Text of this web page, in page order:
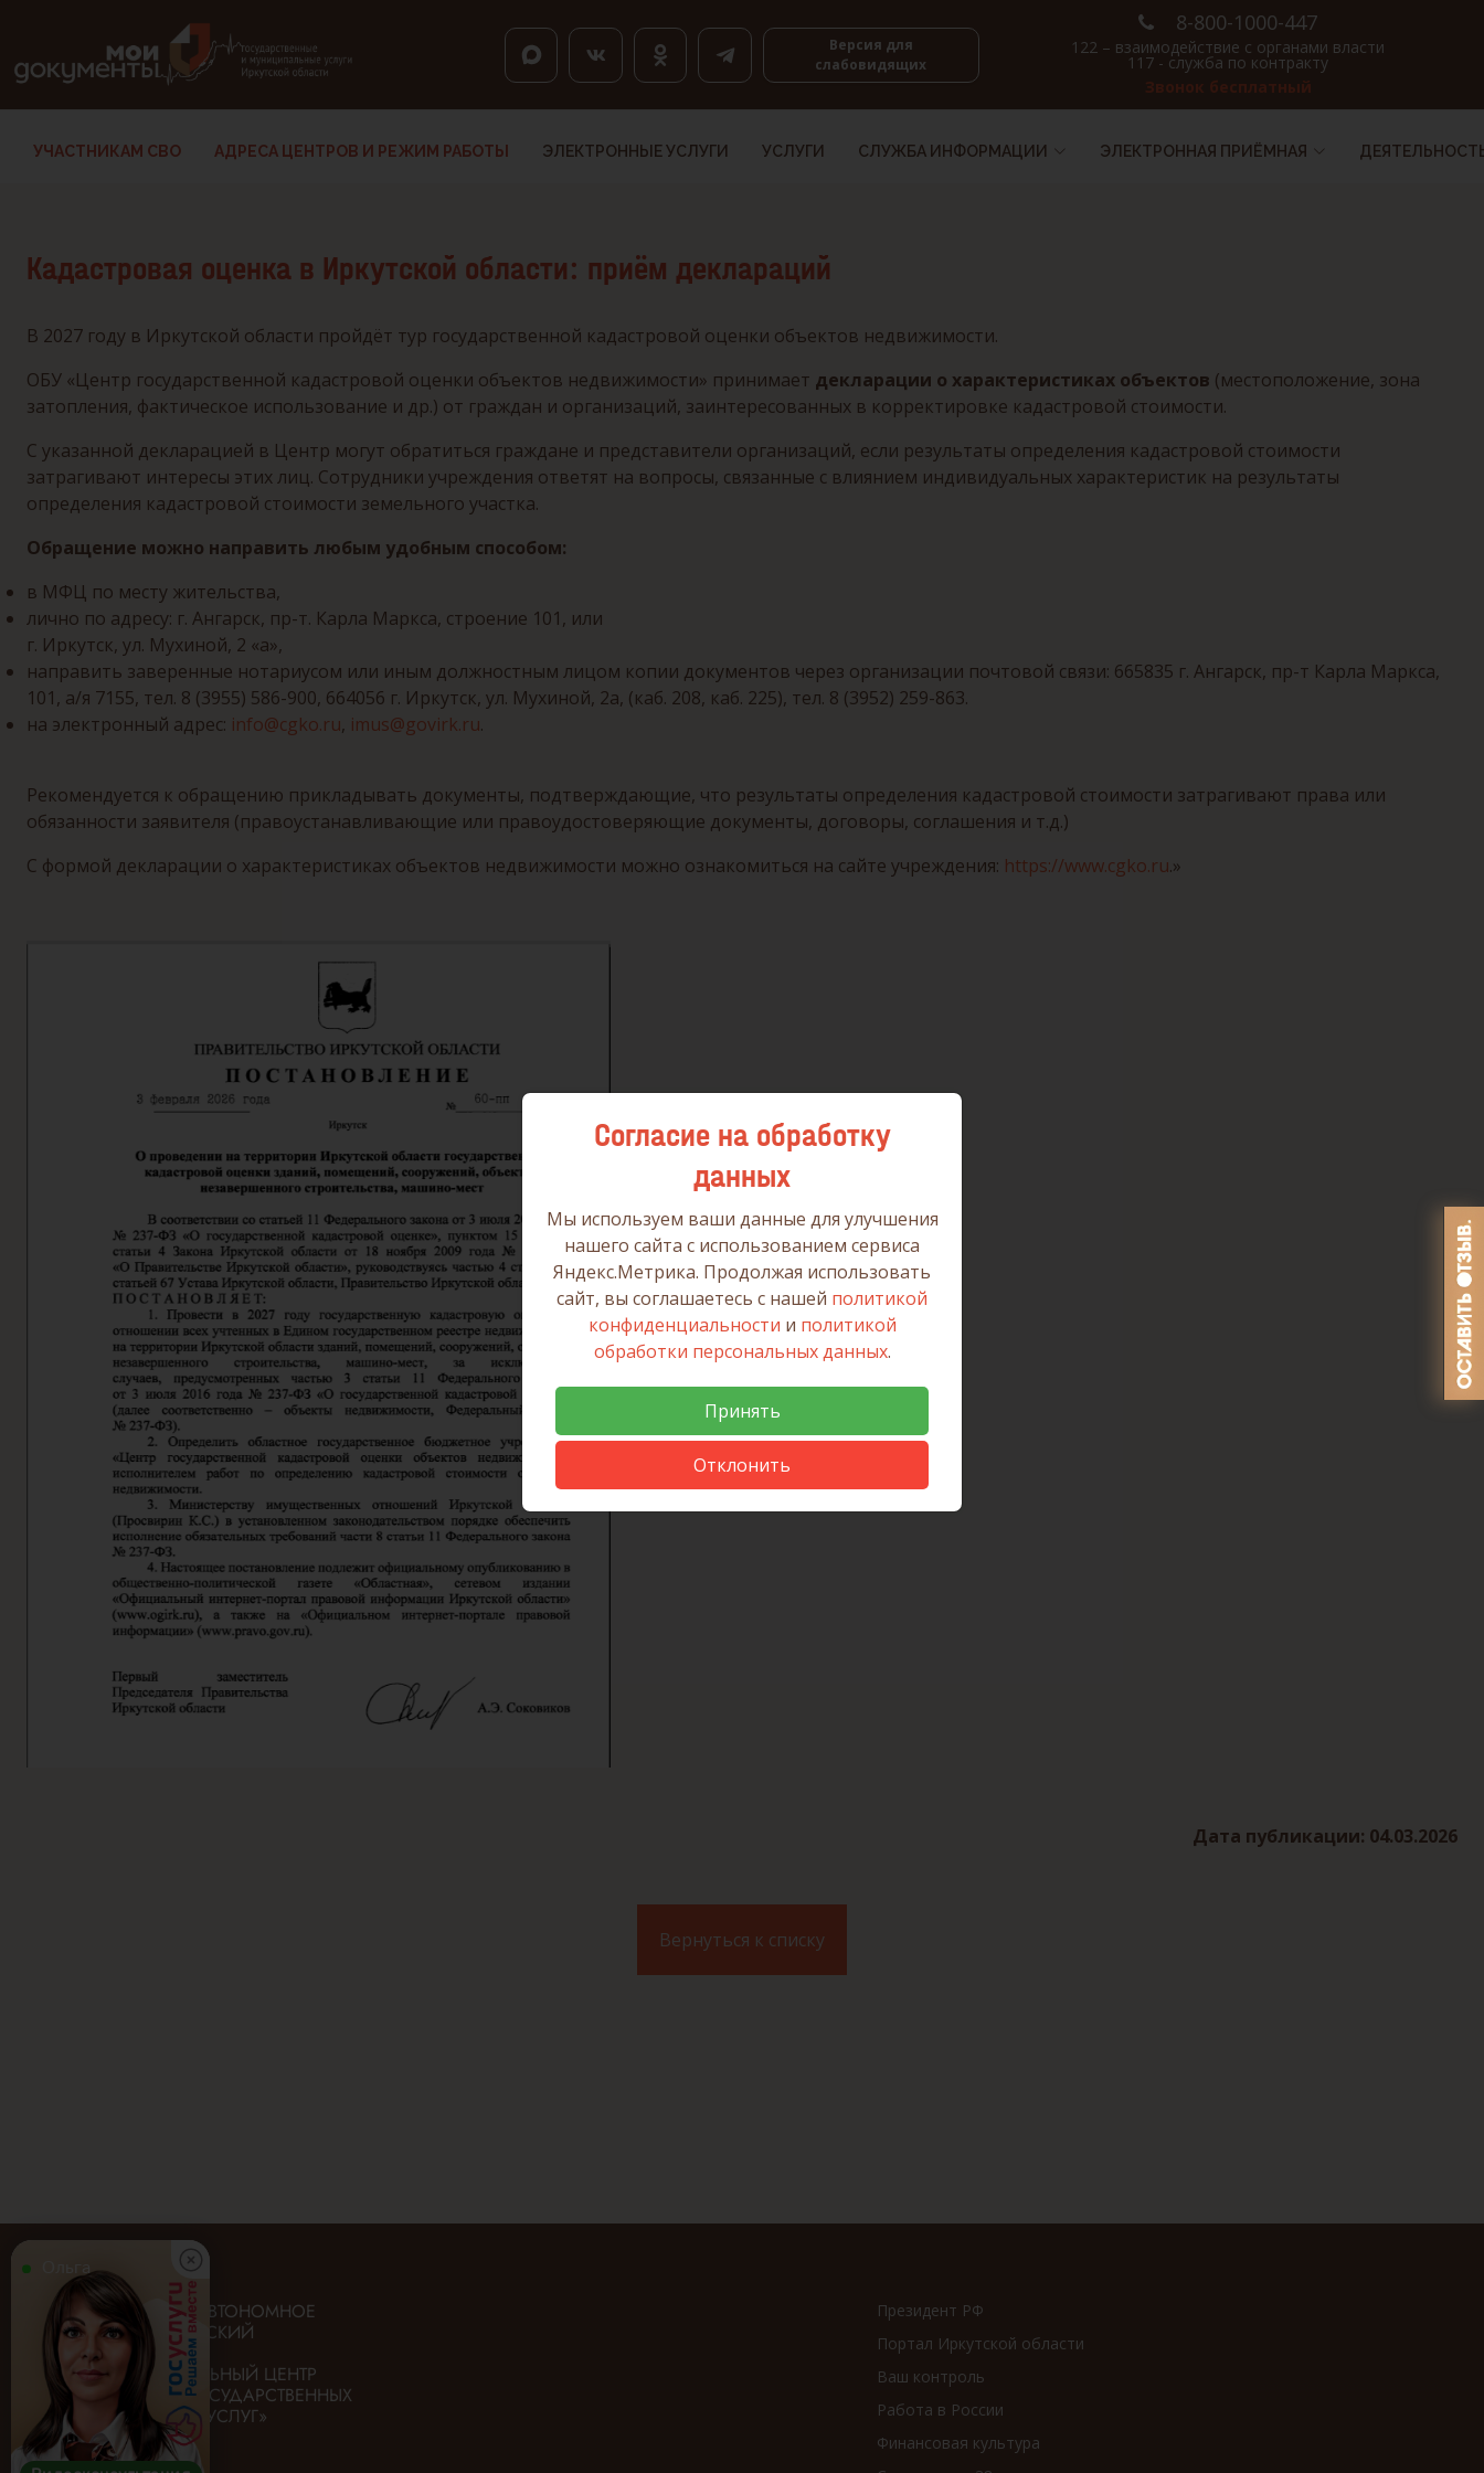
Ольга
Версия для
слабовидящих
8-800-1000-447
122 – взаимодействие с органами власти
117 - служба по контракту
Звонок бесплатный
УЧАСТНИКАМ СВО АДРЕСА ЦЕНТРОВ И РЕЖИМ РАБОТЫ ЭЛЕКТРОННЫЕ УСЛУГИ УСЛУГИ СЛУЖБА ИНФОРМАЦИИ ЭЛЕКТРОННАЯ ПРИЁМНАЯ
Кадастровая оценка в Иркутской области: приём деклараций
В 2027 году в Иркутской области пройдёт тур государственной кадастровой оценки объектов недвижимости.
ОБУ «Центр государственной кадастровой оценки объектов недвижимости» принимает декларации о характеристиках объектов (местоположение, зона
затопления, фактическое использование и др.) от граждан и организаций, заинтересованных в корректировке кадастровой стоимости.
С указанной декларацией в Центр могут обратиться граждане и представители организаций, если результаты определения кадастровой стоимости
затрагивают интересы этих лиц. Сотрудники учреждения ответят на вопросы, связанные с влиянием индивидуальных характеристик на результаты
определения кадастровой стоимости земельного участка.
Обращение можно направить любым удобным способом:
в МФЦ по месту жительства,
лично по адресу: г. Ангарск, пр-т. Карла Маркса, строение 101, или
г. Иркутск, ул. Мухиной, 2 «а»,
направить заверенные нотариусом или иным должностным лицом копии документов через организации почтовой связи: 665835 г. Ангарск, пр-т Карла Маркса,
101, а/я 7155, тел. 8 (3955) 586-900, 664056 г. Иркутск, ул. Мухиной, 2а, (каб. 208, каб. 225), тел. 8 (3952) 259-863.
на электронный адрес: info@cgko.ru, imus@govirk.ru.
Рекомендуется к обращению прикладывать документы, подтверждающие, что результаты определения кадастровой стоимости затрагивают права или
обязанности заявителя (правоустанавливающие или правоудостоверяющие документы, договоры, соглашения и т.д.)
С формой декларации о характеристиках объектов недвижимости можно ознакомиться на сайте учреждения: https://www.cgko.ru.»
Дата публикации: 04.03.2026
Вернуться к списку
ГОСУДАРСТВЕННОЕ АВТОНОМНОЕ
УЧРЕЖДЕНИЕ «ИРКУТСКИЙ
ОБЛАСТНОЙ
МНОГОФУНКЦИОНАЛЬНЫЙ ЦЕНТР
ПРЕДОСТАВЛЕНИЯ ГОСУДАРСТВЕННЫХ
И МУНИЦИПАЛЬНЫХ УСЛУГ»
Президент РФ
Портал Иркутской области
Ваш контроль
Работа в России
Финансовая культура
Согласие на обработку
данных
Мы используем ваши данные для улучшения
нашего сайта с использованием сервиса
Яндекс.Метрика. Продолжая использовать
сайт, вы соглашаетесь с нашей политикой
конфиденциальности и политикой
обработки персональных данных.
Принять
Отклонить